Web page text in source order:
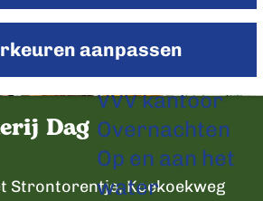
aanpassen
Plan je bezoek
VVV kantoor
Overnachten
Op en aan het
water
Dag
Strontorentje, Koekoekweg